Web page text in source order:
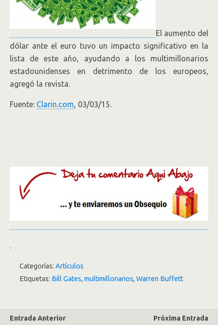
El aumento del
dólar ante el euro tuvo un impacto significativo en la
lista de este año, ayudando a los multimillonarios
estadounidenses en detrimento de los europeos,
agregó la revista.
Fuente: Clarin.com, 03/03/15.
.
Categorías: Artículos
Etiquetas: Bill Gates, multimillonarios, Warren Buffett
Entrada Anterior Próxima Entrada